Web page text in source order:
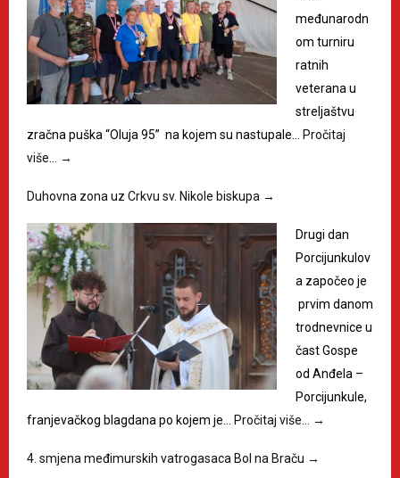
međunarodn
om turniru
ratnih
veterana u
streljaštvu
zračna puška “Oluja 95” na kojem su nastupale…
Pročitaj
više…
→
Duhovna zona uz Crkvu sv. Nikole biskupa →
Drugi dan
Porcijunkulov
a započeo je
prvim danom
trodnevnice u
čast Gospe
od Anđela –
Porcijunkule,
franjevačkog blagdana po kojem je…
Pročitaj više… →
4. smjena međimurskih vatrogasaca Bol na Braču →